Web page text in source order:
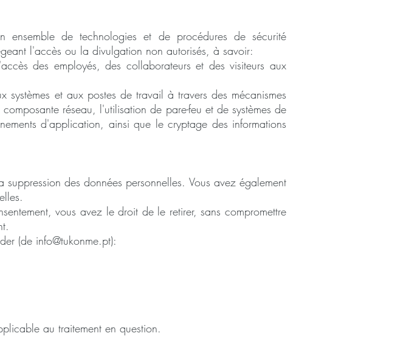
de technologies et de procédures de sécurité
l'accès ou la divulgation non autorisés, à savoir:
des employés, des collaborateurs et des visiteurs aux
et aux postes de travail à travers des mécanismes
réseau, l'utilisation de pare-feu et de systèmes de
d'application, ainsi que le cryptage des informations
des données personnelles. Vous avez également
vous avez le droit de le retirer, sans compromettre
(de info@tukonme.pt):
au traitement en question.